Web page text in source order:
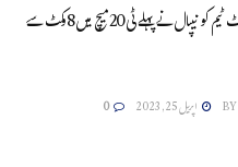
ہندوستانی خاتون بلائنڈ کرکٹ ٹیم کو نیپال نے پہلے ٹی20میچ میں8وکٹ سے
BY اپریل 25, 2023 0